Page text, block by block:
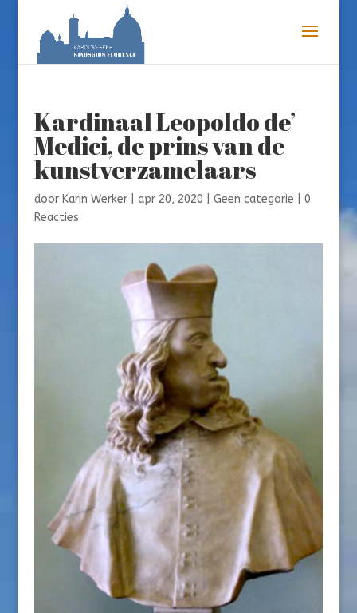
Kardinaal Leopoldo de’
Medici, de prins van de
kunstverzamelaars
door Karin Werker| apr 20, 2020 Geen categorie
0
Reacties